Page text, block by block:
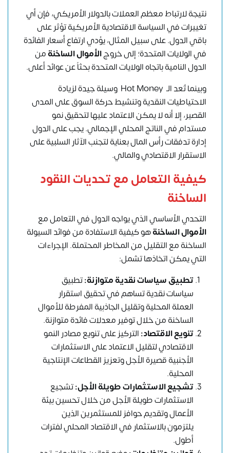
نتيجة لارتباط معظم العملات بالدولار الأمريكي، فإن أي
تغييرات في السياسة الاقتصادية الأمريكية تؤثر على
باقي الدول. على سبيل المثال، يؤدي ارتفاع أسعار الفائدة
في الولايات المتحدة؛ إلى خروجالأموال الساخنةمن
الدول النامية باتجاه الولايات المتحدة بحثاً عن عوائد أعلى.
وبينما تُعد الـ Hot Money وسيلة جيدة لزيادة
الاحتياطيات النقدية وتنشيط حركة السوق على المدى
القصير، إلا أنه لا يمكن الاعتماد عليها لتحقيق نمو
مستدام في الناتج المحلي الإجمالي. يجب على الدول
إدارة تدفقات رأس المال بعناية لتجنب الآثار السلبية على
الاستقرار الاقتصادي والمالي.
كيفية التعامل مع تحدياتالنقود
الساخنة
التحدي الأساسي الذي يواجه الدول في التعامل مع
الأموال الساخنةهو كيفية الاستفادة من فوائد السيولة
الساخنة مع التقليل من المخاطر المحتملة. الإجراءات
التي يمكن اتخاذها تشمل:
تطبيق سياسات نقدية متوازنة:تطبيق
سياسات نقدية تساهم في تحقيق استقرار
العملة المحلية وتقليل الجاذبية المفرطة للأموال
الساخنة من خلال توفير معدلات فائدة متوازنة.
تنويع الاقتصاد:التركيز على تنويع مصادر النمو
الاقتصادي لتقليل الاعتماد على الاستثمارات
الأجنبية قصيرة الأجل وتعزيز القطاعات الإنتاجية
المحلية.
تشجيع الاستثمارات طويلة الأجل:تشجيع
الاستثمارات طويلة الأجل من خلال تحسين بيئة
الأعمال وتقديم حوافز للمستثمرين الذين
يلتزمون بالاستثمار في الاقتصاد المحلي لفترات
أطول.